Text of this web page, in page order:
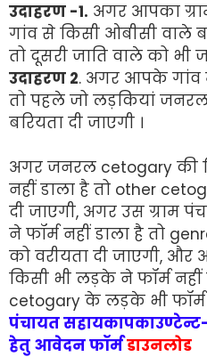
उदाहरण -1. अगर आपका
गांव से किसी ओबीसी वाले
तो दूसरी जाति वाले को भी
उदाहरण 2. अगर आपके गांव
तो पहले जो लड़कियां
बरियता दी जाएगी ।
अगर जनरल cetogary की
नहीं डाला है तो other
दी जाएगी, अगर उस ग्राम
ने फॉर्म नहीं डाला है तो
को वरीयता दी जाएगी,
किसी भी लड़के ने फॉर्म नहीं
cetogary के लड़के भी
पंचायत
हेतु आवेदन फॉर्मडाउनलोड